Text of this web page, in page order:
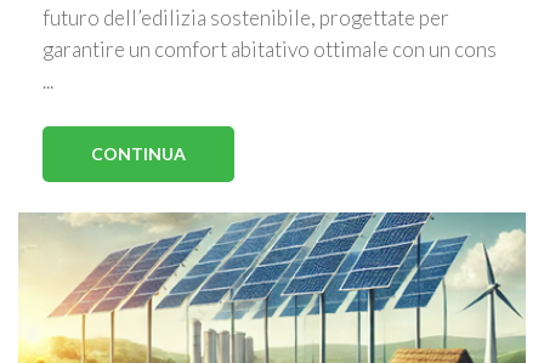
futuro dell’edilizia sostenibile, progettate per
garantire un comfort abitativo ottimale con un cons
...
CONTINUA